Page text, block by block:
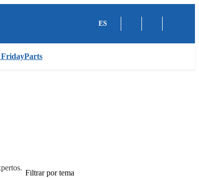
ES
FridayParts
Filtrar por tema